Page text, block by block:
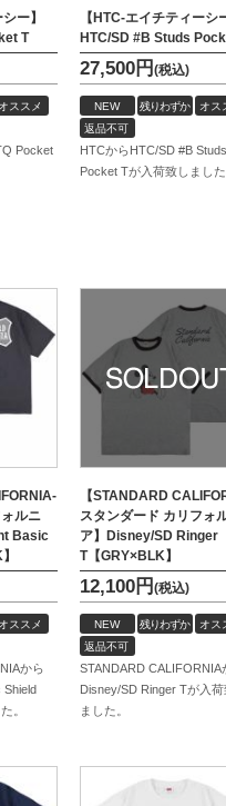
ー】
T
オススメ
Pocket
【HTC-エイチティーシ
HTC/SD #B Studs
27,500円 (税込)
NEW 残りわずか
オス
返品不可
HTCからHTC/SD #B Studs
Pocket Tが入荷致しました
ルニ
Basic
オススメ
から
Shield
。
【STANDARD
スタンダード カリフォ
ア】Disney/SD Ringer
T【GRY×BLK】
12,100円 (税込)
NEW 残りわずか
オス
返品不可
STANDARD CALIFORNIA
Disney/SD Ringer Tが入荷
ました。